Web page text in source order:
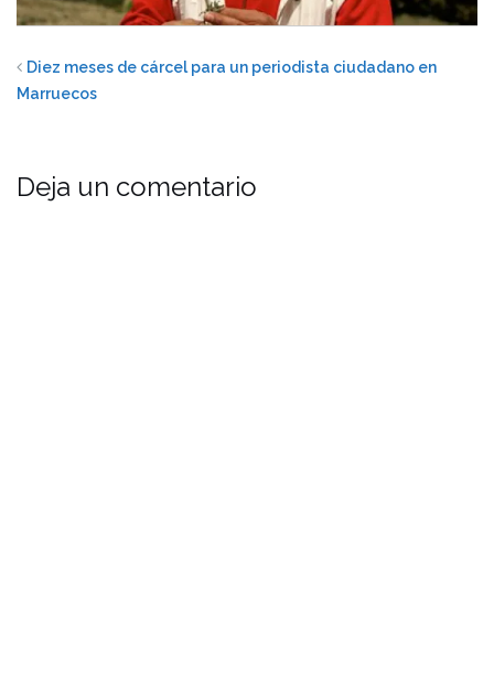
Diez meses de cárcel para un periodista ciudadano en
Marruecos
Deja un comentario